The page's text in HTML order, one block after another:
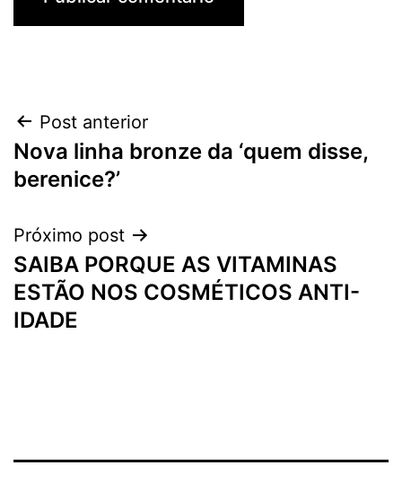
Navegação
de
Post anterior
Nova linha bronze da ‘quem disse,
berenice?’
Próximo post
SAIBA PORQUE AS VITAMINAS
ESTÃO NOS COSMÉTICOS ANTI-
IDADE